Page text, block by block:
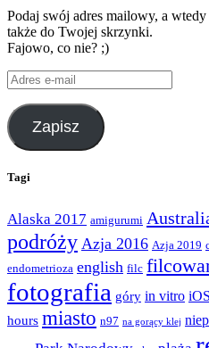
Podaj swój adres mailowy, a
także do Twojej skrzynki.
Fajowo, co nie? ;)
Adres
e-
mail
Zapisz
Tagi
Alaska 2017 amigurumi
podróży Azja 2016 Azja 2019
endometrioza english filc
fotografia góry in vitro iOS
hours miasto n97 na gorący klej